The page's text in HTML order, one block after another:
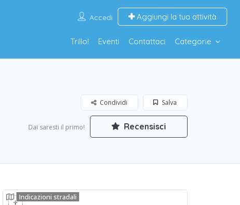
Accedi Aggiungi la tua attività
Trillo! Eventi Contattaci Categorie
Salva
Condividi
Dai saresti il primo! Recensisci
Indicazioni stradali